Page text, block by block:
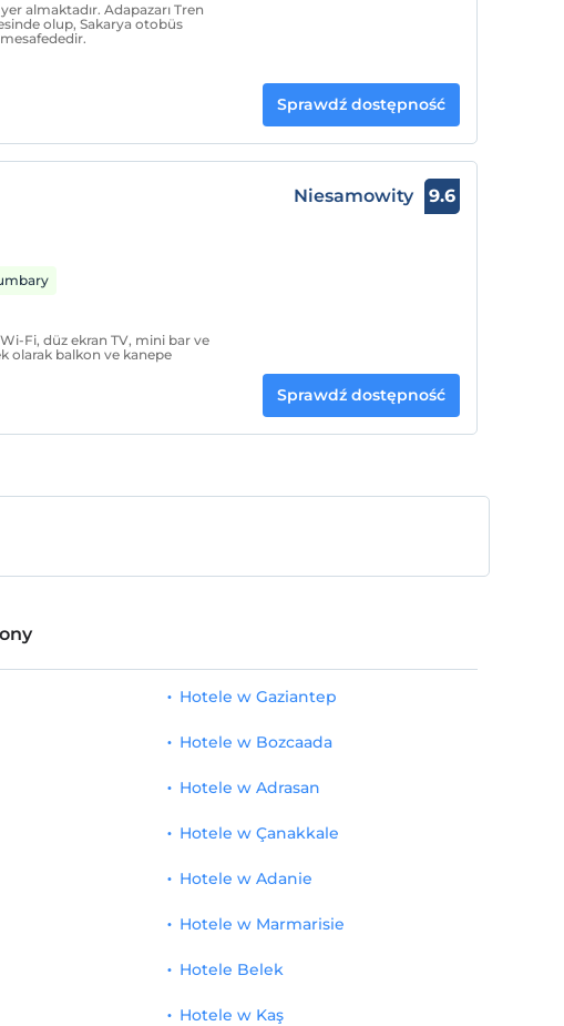
almaktadır. Adapazarı Tren
olup, Sakarya otobüs
Sprawdź dostępność
Fi, düz ekran TV, mini bar ve
olarak balkon ve kanepe
Niesamowity 9.6
Sprawdź dostępność
Hotele w Gaziantep
Hotele w Bozcaada
Hotele w Adrasan
Hotele w Çanakkale
Hotele w Adanie
Hotele w Marmarisie
Hotele Belek
Hotele w Kaş